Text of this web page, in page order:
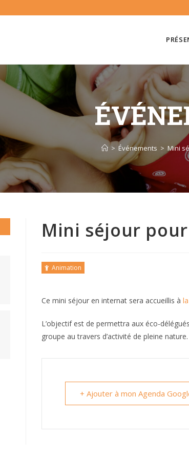
> Événements > Mini
Mini séjour
Animation
Ce mini séjour en internat sera accueillis à
L’objectif est de permettra aux éco-
groupe au travers d’activité de pleine nature.
+ Ajouter à mon Agenda